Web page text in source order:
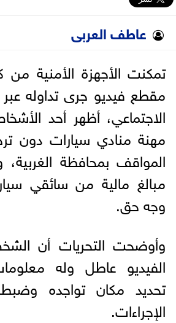
عاطف العربى
تمكنت الأجهزة الأمنية
مقطع فيديو جرى تداوله
الاجتماعي، أظهر أحد
مهنة منادي سيارات دون
المواقف بمحافظة
مبالغ مالية من سائقي
وجه حق.
وأوضحت التحريات أن
الفيديو عاطل وله
تحديد مكان تواجده
الإجراءات.